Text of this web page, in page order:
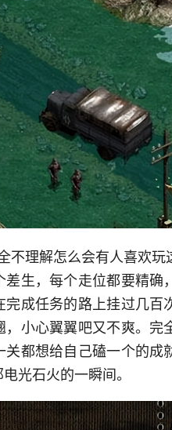
不理解怎么会有人喜欢
生，每个走位都要精确
成任务的路上挂过几百
小心翼翼吧又不爽。完
都想给自己磕一个的
光石火的一瞬间。